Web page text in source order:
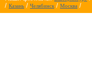
/ Казань / Челябинск/ Москва /